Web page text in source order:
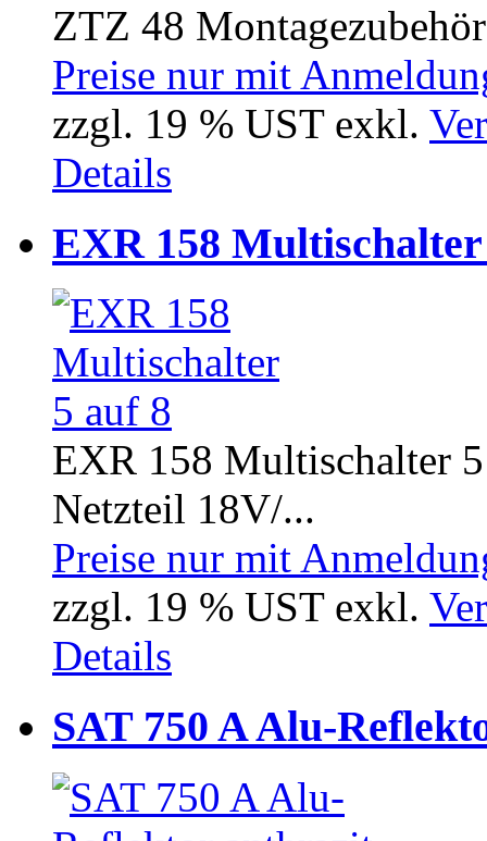
ZTZ 48
Preise nur mit
zzgl. 19 % UST exkl.
Details
EXR 158
EXR 158 Multischalter
Netzteil 18V/...
Preise nur mit
zzgl. 19 % UST exkl.
Details
SAT 750 A Alu-